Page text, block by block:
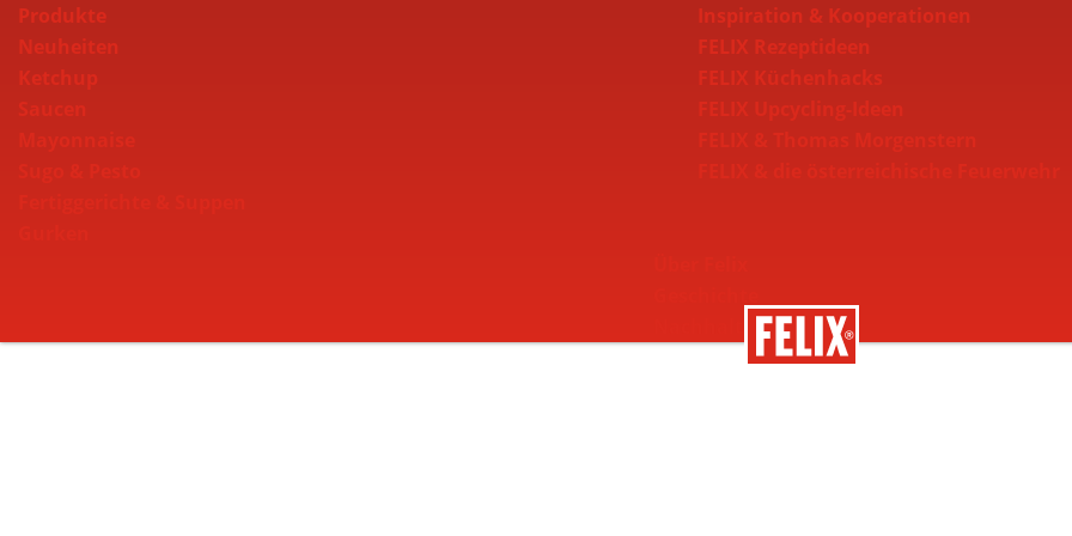
Produkte
Neuheiten
Ketchup
Saucen
Inspiration & Kooperationen
FELIX Rezeptideen
FELIX Küchenhacks
FELIX Upcycling-Ideen
Nachhaltigkeit